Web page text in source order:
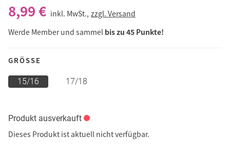
8,99 € inkl. MwSt., zzgl. Versand
Werde Member und sammel bis zu 45 Punkte!
GRÖSSE
15/16 17/18
Produkt ausverkauft
Dieses Produkt ist aktuell nicht verfügbar.